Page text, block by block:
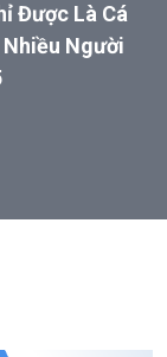
Được Là Cá
Người